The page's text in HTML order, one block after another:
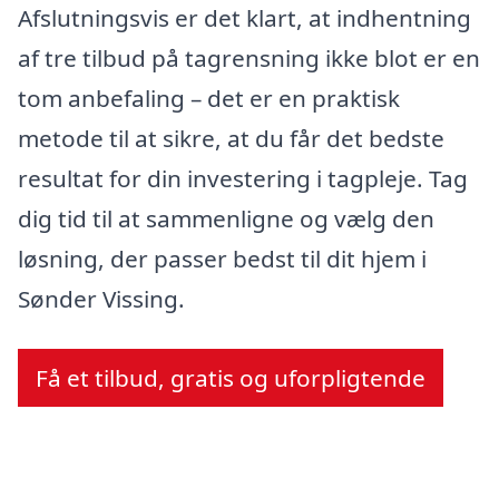
Afslutningsvis er det klart, at indhentning
af tre tilbud på tagrensning ikke blot er en
tom anbefaling – det er en praktisk
metode til at sikre, at du får det bedste
resultat for din investering i tagpleje. Tag
dig tid til at sammenligne og vælg den
løsning, der passer bedst til dit hjem i
Sønder Vissing.
Få et tilbud, gratis og uforpligtende